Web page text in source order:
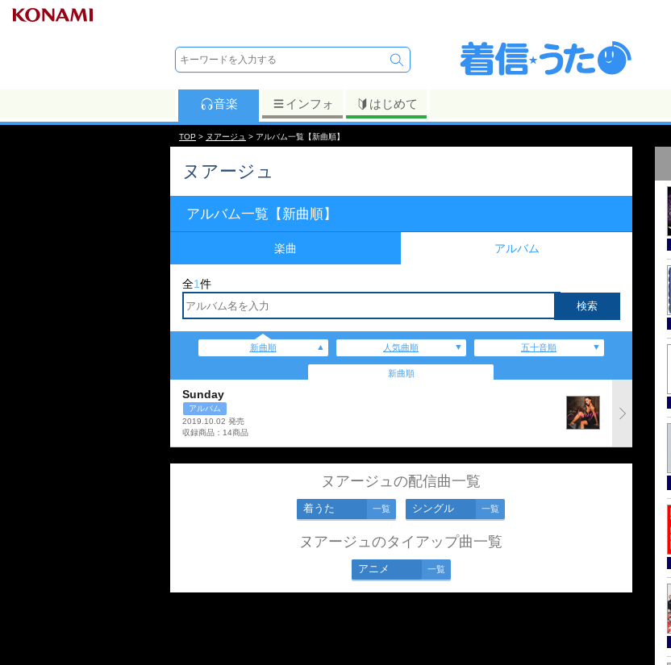
音楽 インフォ はじめて
TOP > ヌアージュ > アルバム一覧【新曲順】
ヌアージュ
アルバム一覧【新曲順】
楽曲 アルバム
全1件
新曲順 人気曲順 五十音順
新曲順
Sunday
アルバム
2019.10.02 発売
収録商品：14商品
ヌアージュの配信曲一覧
着うた 一覧 シングル 一覧
ヌアージュのタイアップ曲一覧
アニメ 一覧